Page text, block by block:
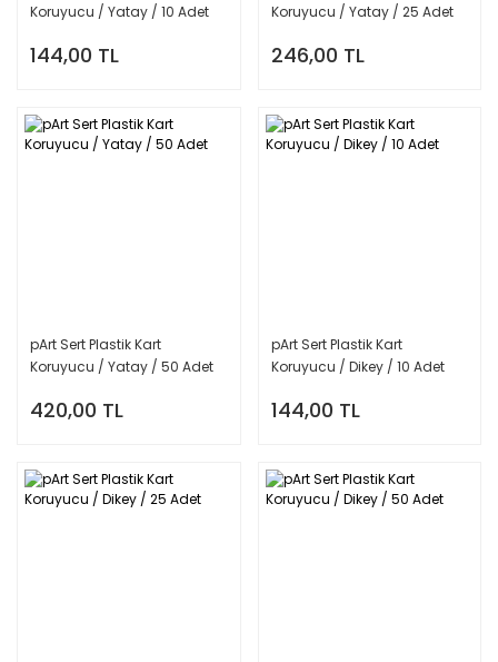
Koruyucu / Yatay / 10 Adet
144,00 TL
Koruyucu / Yatay / 25 Adet
246,00 TL
pArt Sert Plastik Kart
Koruyucu / Yatay / 50 Adet
420,00 TL
pArt Sert Plastik Kart
Koruyucu / Dikey / 10 Adet
144,00 TL